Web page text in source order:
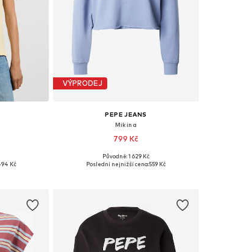
L, XL
Kč
VÝPRODEJ
PEPE JEANS
Mikina
799 Kč
Dostupné velikosti: XS, S, M, L
Původně: 1 629 Kč
Poslední nejnižší cena:559 Kč